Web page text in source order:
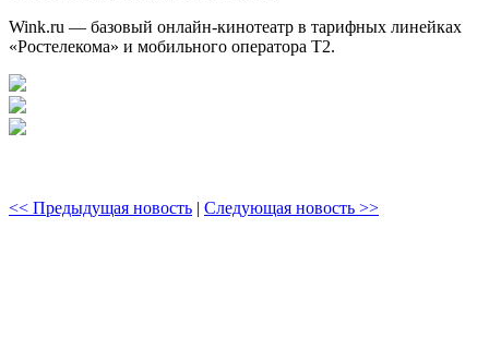
Wink.ru — базовый онлайн-кинотеатр в тарифных линейках
«Ростелекома» и мобильного оператора Т2.
<< Предыдущая новость | Следующая новость >>